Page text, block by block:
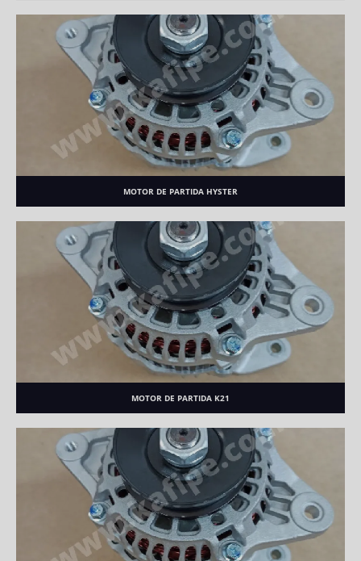
MOTOR DE PARTIDA HYSTER
MOTOR DE PARTIDA K21